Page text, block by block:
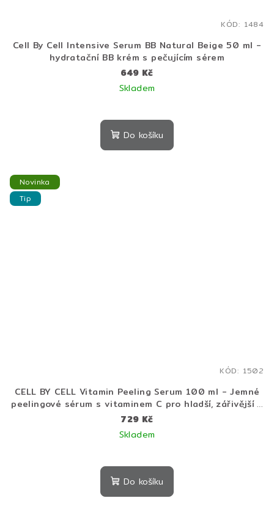
Cell By Cell Intensive Serum BB Natural Beige 50 ml -
hydratační BB krém s pečujícím sérem
649 Kč
Skladem
Do košíku
KÓD: 1484
Novinka
Tip
CELL BY CELL Vitamin Peeling Serum 100 ml - Jemné
peelingové sérum s vitaminem C pro hladší, zářivější a
svěží pleť
729 Kč
Skladem
Do košíku
KÓD: 1502